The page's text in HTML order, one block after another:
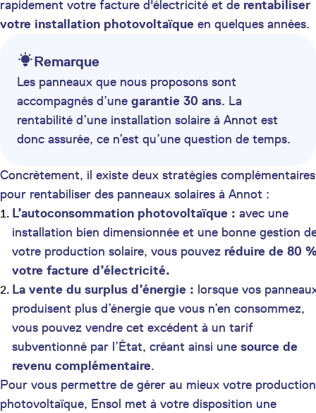
rapidement votre facture d'électricité et de rentabiliser
votre installation photovoltaïque en quelques années.
Remarque
Les panneaux que nous proposons sont
accompagnés d’une garantie 30 ans. La
rentabilité d’une installation solaire à Annot est
donc assurée, ce n’est qu’une question de temps.
Concrètement, il existe deux stratégies complémentaires
pour rentabiliser des panneaux solaires à Annot :
L’autoconsommation photovoltaïque : avec une
installation bien dimensionnée et une bonne gestion
votre production solaire, vous pouvez réduire de 80
votre facture d’électricité.
La vente du surplus d’énergie : lorsque vos
produisent plus d’énergie que vous n’en consommez,
vous pouvez vendre cet excédent à un tarif
subventionné par l’État, créant ainsi une source de
revenu complémentaire.
Pour vous permettre de gérer au mieux votre production
photovoltaïque, Ensol met à votre disposition une